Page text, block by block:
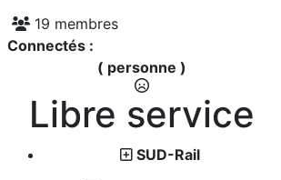
19 membres
Connectés :
( personne )
Libre service
SUD-Rail